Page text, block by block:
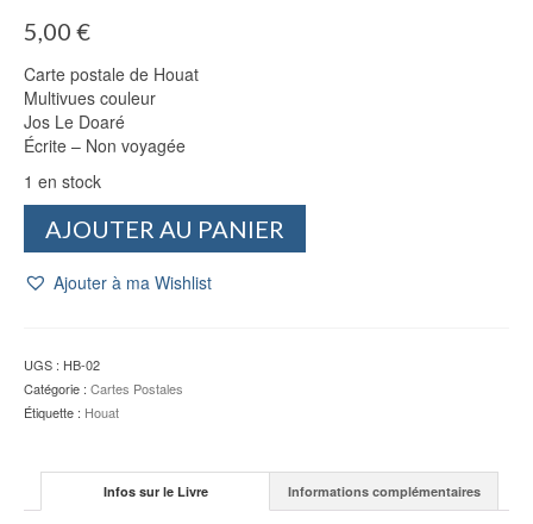
5,00 €
Carte postale de Houat
Multivues couleur
Jos Le Doaré
Écrite – Non voyagée
1 en stock
Houat
couleur
-
Jos
AJOUTER AU PANIER
Ajouter à ma Wishlist
UGS : HB-02
Catégorie : Cartes Postales
Étiquette : Houat
Infos sur le Livre Informations complémentaires